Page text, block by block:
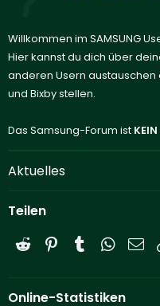
Willkommen im SAMSUNG
Hier kannst du dich über
anderen Usern
und Bixby stellen.
Das Samsung-Forum ist KEIN
Aktuelles
Teilen
Reddit PinterestTumblr
Online-Statistiken